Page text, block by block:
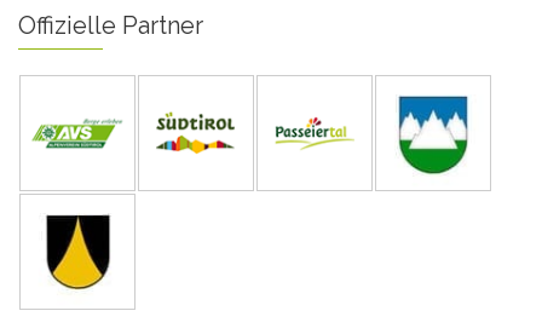
Offizielle Partner